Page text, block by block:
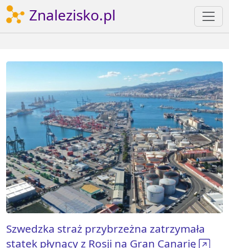
Znalezisko.pl
Szwedzka straż przybrzeżna zatrzymała
statek płynący z Rosji na Gran Canarię